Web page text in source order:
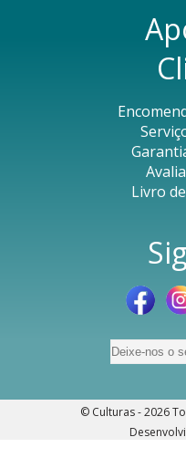
Livro
© Culturas - 2026